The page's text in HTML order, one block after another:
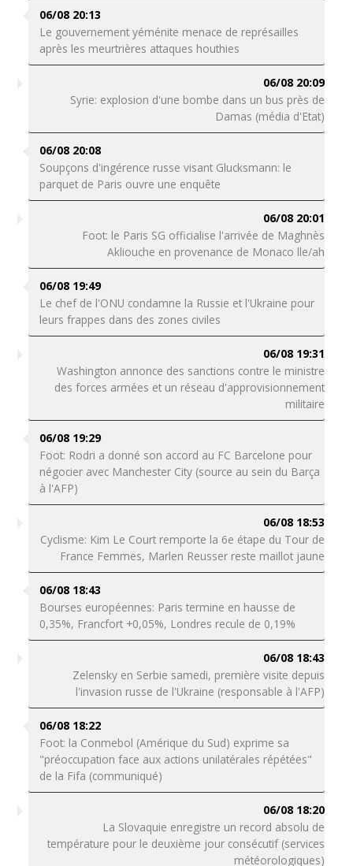
06/08 20:13
Le gouvernement yéménite menace de représailles
après les meurtrières attaques houthies
06/08 20:09
Syrie: explosion d'une bombe dans un bus près de
Damas (média d'Etat)
06/08 20:08
Soupçons d'ingérence russe visant Glucksmann: le
parquet de Paris ouvre une enquête
06/08 20:01
Foot: le Paris SG officialise l'arrivée de Maghnès
Akliouche en provenance de Monaco lle/ah
06/08 19:49
Le chef de l'ONU condamne la Russie et l'Ukraine pour
leurs frappes dans des zones civiles
06/08 19:31
Washington annonce des sanctions contre le ministre
des forces armées et un réseau d'approvisionnement
militaire
06/08 19:29
Foot: Rodri a donné son accord au FC Barcelone pour
négocier avec Manchester City (source au sein du Barça
à l'AFP)
06/08 18:53
Cyclisme: Kim Le Court remporte la 6e étape du Tour de
France Femmes, Marlen Reusser reste maillot jaune
06/08 18:43
Bourses européennes: Paris termine en hausse de
0,35%, Francfort +0,05%, Londres recule de 0,19%
06/08 18:43
Zelensky en Serbie samedi, première visite depuis
l'invasion russe de l'Ukraine (responsable à l'AFP)
06/08 18:22
Foot: la Conmebol (Amérique du Sud) exprime sa
"préoccupation face aux actions unilatérales répétées"
de la Fifa (communiqué)
06/08 18:20
La Slovaquie enregistre un record absolu de
température pour le deuxième jour consécutif (services
météorologiques)